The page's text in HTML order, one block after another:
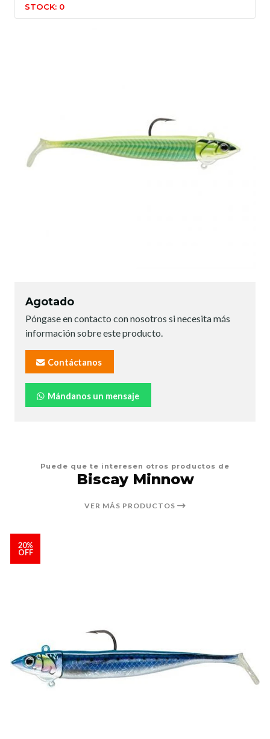
STOCK: 0
Agotado
Póngase en contacto con nosotros si necesita más
información sobre este producto.
Contáctanos
Mándanos un mensaje
Puede que te interesen otros productos de
Biscay Minnow
VER MÁS PRODUCTOS
20%
OFF